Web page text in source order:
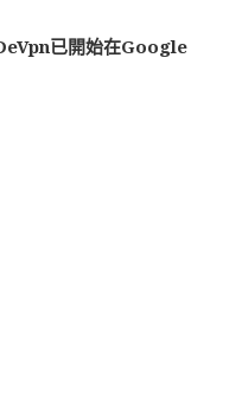
Vpn已開始在Google